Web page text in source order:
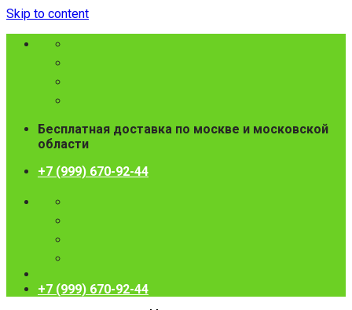
Skip to content
Бесплатная доставка по москве и московской
области
+7 (999) 670-92-44
+7 (999) 670-92-44